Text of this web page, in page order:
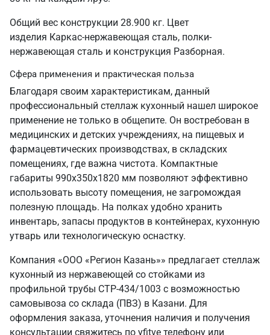
Общий вес конструкции 28.900 кг. Цвет
изделия Каркас-нержавеющая сталь, полки-
нержавеющая сталь и конструкция Разборная.
Сфера применения и практическая польза
Благодаря своим характеристикам, данный
профессиональный стеллаж кухонный нашел широкое
применение не только в общепите. Он востребован в
медицинских и детских учреждениях, на пищевых и
фармацевтических производствах, в складских
помещениях, где важна чистота. Компактные
габариты 990х350х1820 мм позволяют эффективно
использовать высоту помещения, не загромождая
полезную площадь. На полках удобно хранить
инвентарь, запасы продуктов в контейнерах, кухонную
утварь или технологическую оснастку.
Компания «ООО «Регион Казань»» предлагает стеллаж
кухонный из нержавеющей со стойками из
профильной трубы СТР-434/1003 с возможностью
самовывоза со склада (ПВЗ) в Казани. Для
оформления заказа, уточнения наличия и получения
консультации свяжитесь по yfitve телефону или